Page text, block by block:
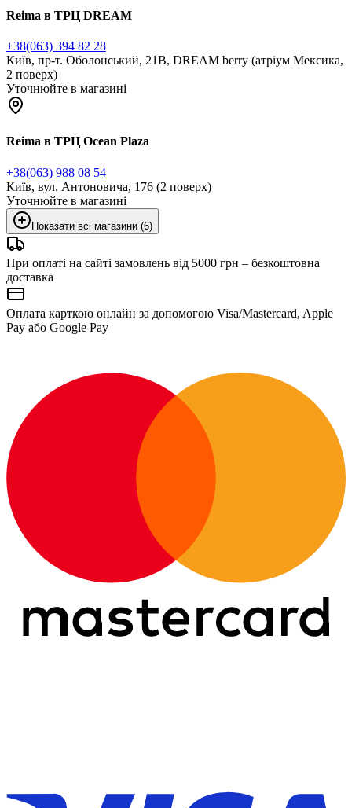
Reima в ТРЦ DREAM
+38(063) 394 82 28
Київ, пр-т. Оболонський, 21В, DREAM berry (атріум Мексика,
2 поверх)
Уточнюйте в магазині
Reima в ТРЦ Ocean Plaza
+38(063) 988 08 54
Київ, вул. Антоновича, 176 (2 поверх)
Уточнюйте в магазині
Показати всі магазини (6)
При оплаті на сайті замовлень від 5000 грн – безкоштовна
доставка
Оплата карткою онлайн за допомогою Visa/Mastercard, Apple
Pay або Google Pay